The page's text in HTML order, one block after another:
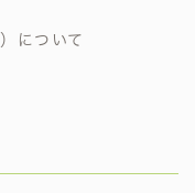
について